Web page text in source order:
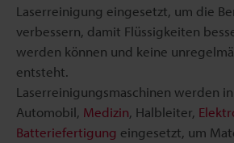
Laserreinigung eingesetzt, um die
verbessern, damit Flüssigkeiten
werden können und keine
entsteht.
Laserreinigungsmaschinen werden
Automobil, Medizin, Halbleiter,
Batteriefertigung eingesetzt, um